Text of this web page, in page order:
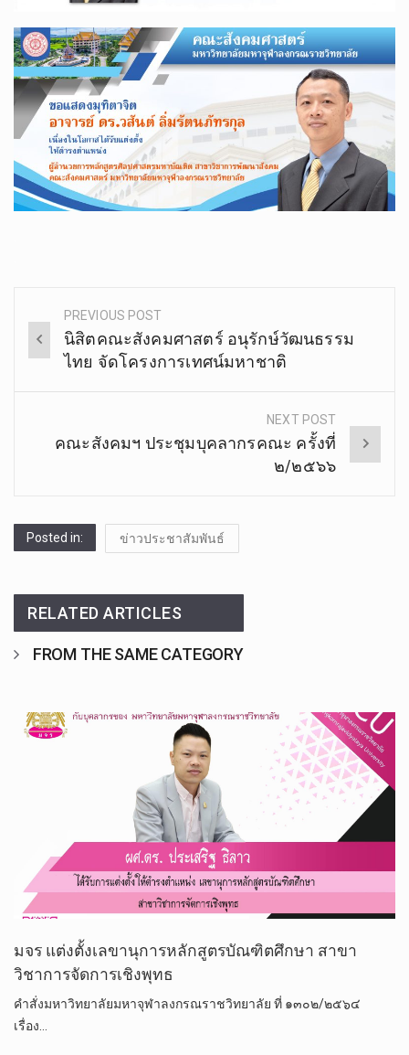
Post
navigation
PREVIOUS POST
นิสิตคณะสังคมศาสตร์​ อนุรักษ์​วัฒนธรรม​
ไทย​ จัดโครงการ​เทศน์มหาชาติ
NEXT POST
คณะสังคมฯ ประชุมบุคลากรคณะ ครั้งที่
๒/๒๕๖๖
Posted in: ข่าวประชาสัมพันธ์
RELATED ARTICLES
FROM THE SAME CATEGORY
มจร แต่งตั้งเลขานุการหลักสูตรบัณฑิตศึกษา สาขา
วิชาการจัดการเชิงพุทธ
คำสั่งมหาวิทยาลัยมหาจุฬาลงกรณราชวิทยาลัย ที่ ๑๓๐๒/๒๕๖๔
เรื่อง…